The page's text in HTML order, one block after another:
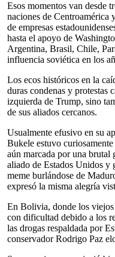
Esos momentos van desde
naciones de Centroamérica
de empresas
hasta el apoyo de
Argentina, Brasil, Chile,
influencia soviética en los
Los ecos históricos en la
duras condenas y protestas
izquierda de Trump, sino
de sus aliados cercanos.
Usualmente efusivo en su
Bukele estuvo
aún marcada por una
aliado de Estados Unidos y
meme burlándose de
expresó la misma alegría
En Bolivia, donde los viejos
con dificultad debido a los
las drogas respaldada por
conservador Rodrigo Paz